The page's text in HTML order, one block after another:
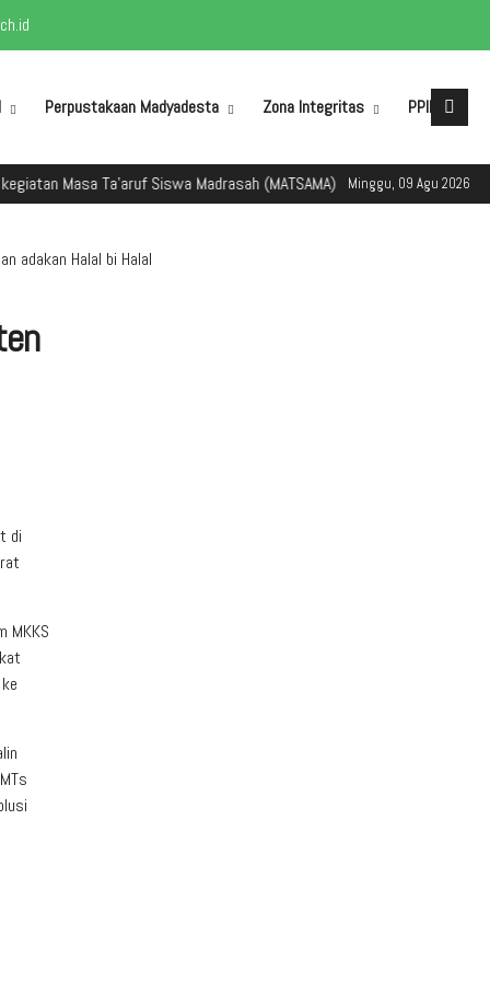
Perpustakaan Madyadesta Zona Integritas PPID
Minggu, 09 Agu 2026
Masa Ta'aruf Siswa Madrasah (MATSAMA) Tahun Ajaran 2025/2026
adakan Halal bi Halal
di
MKKS